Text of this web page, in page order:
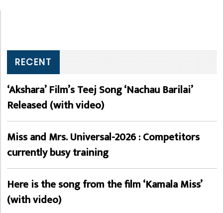
RECENT
‘Akshara’ Film’s Teej Song ‘Nachau Barilai’
Released (with video)
Miss and Mrs. Universal-2026 : Competitors
currently busy training
Here is the song from the film ‘Kamala Miss’
(with video)